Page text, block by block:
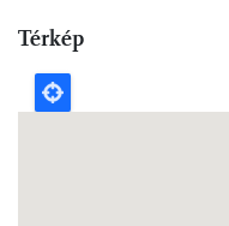
Térkép